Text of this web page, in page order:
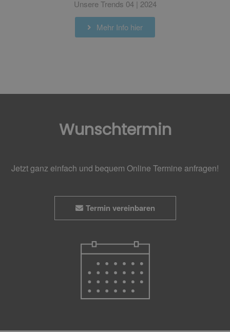
Unsere Trends 04 | 2024
Mehr Info hier
Wunschtermin
Jetzt ganz einfach und bequem Online Termine anfragen!
Termin vereinbaren